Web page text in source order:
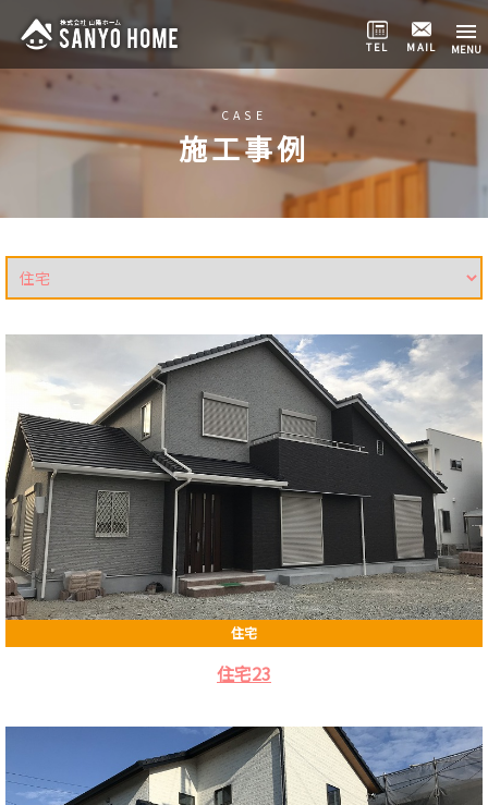
TEL MAIL
CASE
施工事例
住宅
住宅23